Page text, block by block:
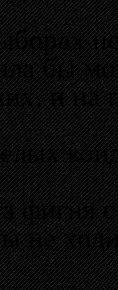
бы
и на
фигня
не